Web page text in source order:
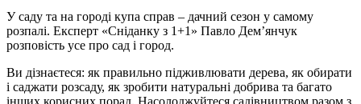
У саду та на городі купа справ – дачний сезон у самому
розпалі. Експерт «Сніданку з 1+1» Павло Дем’янчук
розповість усе про сад і город.
Ви дізнаєтеся: як правильно підживлювати дерева, як обирати
і саджати розсаду, як зробити натуральні добрива та багато
інших корисних порад. Насолоджуйтеся садівництвом разом з